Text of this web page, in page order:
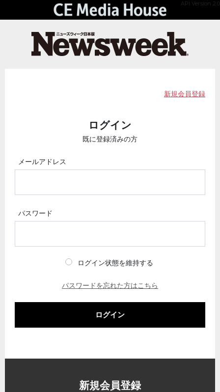
API Version 2.0
新規会員登録
ログイン
既に登録済みの方
メールアドレス
パスワード
ログイン状態を維持する
パスワードを忘れた方はこちら
ログイン
新規会員登録